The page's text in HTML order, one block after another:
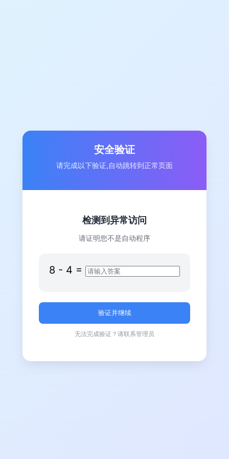
安全验证
请完成以下验证,自动跳转到正常页面
检测到异常访问
请证明您不是自动程序
8 - 4 =
无法完成验证？请联系管理员